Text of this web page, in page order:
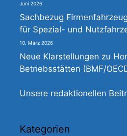
Juni 2026
Sachbezug
für Spezial- und
10. März 2026
Neue Klarstellungen zu
Betriebsstätten (BMF/
Unsere redaktionellen
Kategorien